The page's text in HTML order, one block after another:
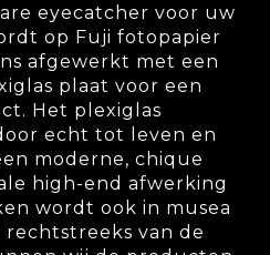
eyecatcher voor uw
op Fuji fotopapier
afgewerkt met een
plaat voor een
Het plexiglas
echt tot leven en
moderne, chique
high-end afwerking
wordt ook in musea
van de